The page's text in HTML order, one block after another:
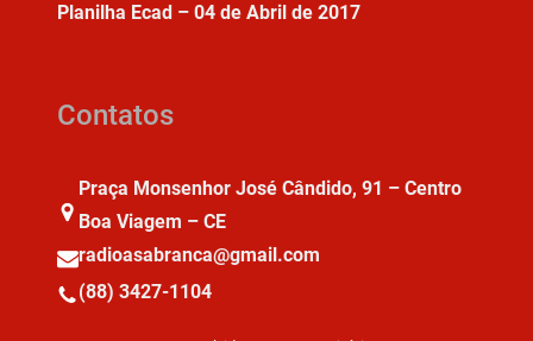
Planilha Ecad – 04 de Abril de 2017
Contatos
Praça Monsenhor José Cândido, 91 – Centro
Boa Viagem – CE
radioasabranca@gmail.com
(88) 3427-1104